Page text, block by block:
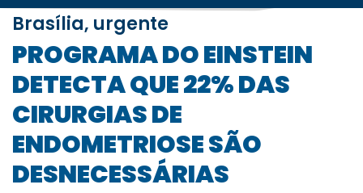
Brasília, urgente
PROGRAMA DO EINSTEIN
DETECTA QUE 22% DAS
CIRURGIAS DE
ENDOMETRIOSE SÃO
DESNECESSÁRIAS